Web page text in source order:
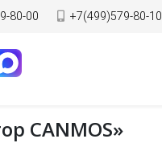
80-00 +7(499)579-80-10
CANMOS»